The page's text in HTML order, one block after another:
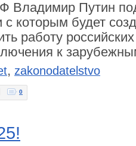
Владимир Путин
с которым будет
работу
к
, zakonodatelstvo
0